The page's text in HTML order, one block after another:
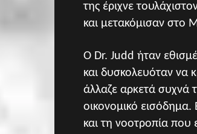
της έριχνε
και μετακόμισαν στο
Ο Dr. Judd ήταν
και δυσκολευόταν να
άλλαζε αρκετά συχνά
οικονομικό εισόδημα.
και τη νοοτροπία που